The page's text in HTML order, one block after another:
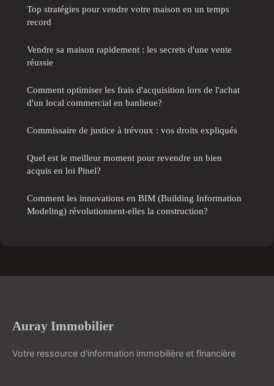
Top stratégies pour vendre votre maison en un temps
record
Vendre sa maison rapidement : les secrets d'une vente
réussie
Comment optimiser les frais d'acquisition lors de l'achat
d'un local commercial en banlieue?
Commissaire de justice à trévoux : vos droits expliqués
Quel est le meilleur moment pour revendre un bien
acquis en loi Pinel?
Comment les innovations en BIM (Building Information
Modeling) révolutionnent-elles la construction?
Auray Immobilier
Votre ressource d'information immobilière et financière